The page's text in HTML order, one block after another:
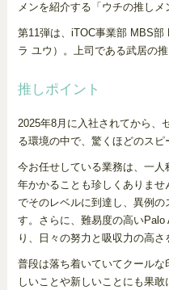
メンを紹介する「ウチの推しメ
第11弾は、iTOC事業部 MBS部
ラ ユウ）。上司である武居の推
推しポイント
2025年8月に入社されてから、
る環境の中で、驚くほどのスピ
今お任せしている業務は、一
年かかることも珍しくありま
でそのレベルに到達し、異例
す。さらに、難易度の高い
り、日々の努力と吸収力の高さ
普段は落ち着いていてクール
しいことや新しいことにも果敢